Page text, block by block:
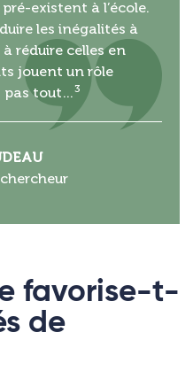
existent à l’école.
les inégalités à
à réduire celles en
jouent un rôle
pas tout…3
favorise-t-
de